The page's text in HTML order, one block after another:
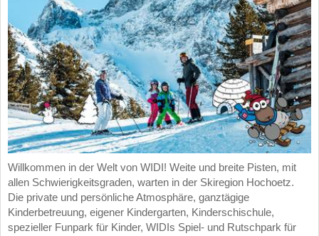
Willkommen in der Welt von WIDI! Weite und breite Pisten, mit
allen Schwierigkeitsgraden, warten in der Skiregion Hochoetz.
Die private und persönliche Atmosphäre, ganztägige
Kinderbetreuung, eigener Kindergarten, Kinderschischule,
spezieller Funpark für Kinder, WIDIs Spiel- und Rutschpark für